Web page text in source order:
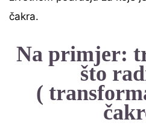
čakra.
Na primjer:
što
(